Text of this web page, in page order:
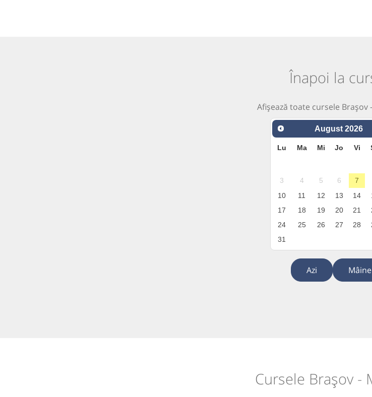
Înapoi la
Afișează toate cursele Brașov
August 2026
Lu Ma Mi Jo Vi
3
4 5 6 7
10
11 12 13 14
17
18 19 20 21
24
25 26 27 28
31
Azi Mâine
Cursele Brașov -